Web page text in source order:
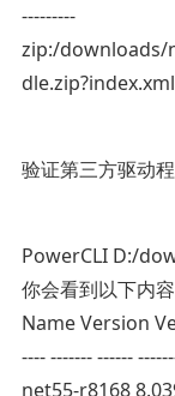
---------
zip:/downloads/
dle.zip?index.xml
验证第三方驱动
PowerCLI D:/
你会看到以下内
Name Version
---- ------- ------
net55-r8168